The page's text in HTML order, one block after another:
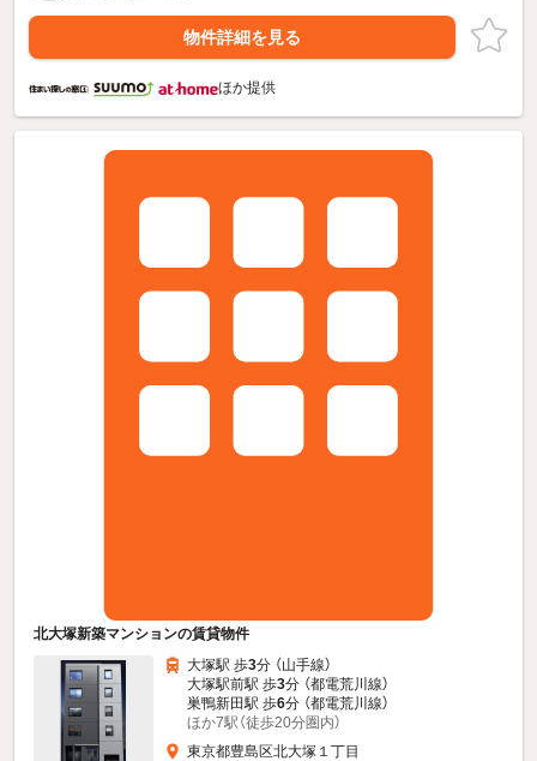
物件詳細を見る
ほか提供
北大塚新築マンションの賃貸物件
大塚駅 歩3分 （山手線）
大塚駅前駅 歩3分 （都電荒川線）
巣鴨新田駅 歩6分 （都電荒川線）
ほか7駅（徒歩20分圏内）
東京都豊島区北大塚１丁目